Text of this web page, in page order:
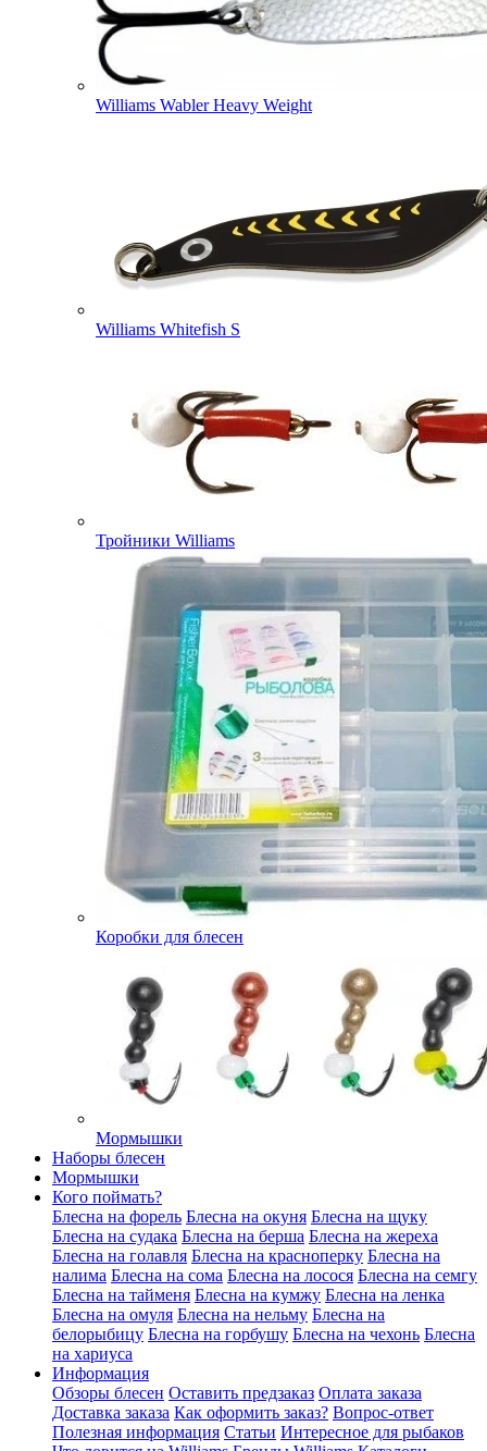
Williams Wabler Heavy Weight
Williams Whitefish S
Тройники Williams
Коробки для блесен
Мормышки
Наборы блесен
Мормышки
Кого поймать?
Блесна на форель Блесна на окуня Блесна на щуку
Блесна на судака Блесна на берша Блесна на жереха
Блесна на голавля Блесна на красноперку Блесна на
налима Блесна на сома Блесна на лосося Блесна на семгу
Блесна на тайменя Блесна на кумжу Блесна на ленка
Блесна на омуля Блесна на нельму Блесна на
белорыбицу Блесна на горбушу Блесна на чехонь Блесна
на хариуса
Информация
Обзоры блесен Оставить предзаказ Оплата заказа
Доставка заказа Как оформить заказ? Вопрос-ответ
Полезная информация Статьи Интересное для рыбаков